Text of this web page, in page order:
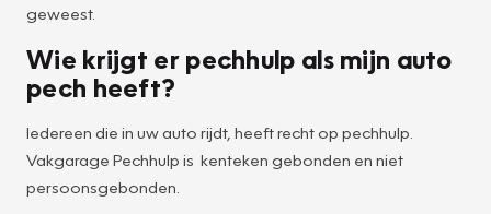
geweest.
Wie krijgt er pechhulp als mijn auto
pech heeft?
Iedereen die in uw auto rijdt, heeft recht op pechhulp.
Vakgarage Pechhulp is kenteken gebonden en niet
persoonsgebonden.